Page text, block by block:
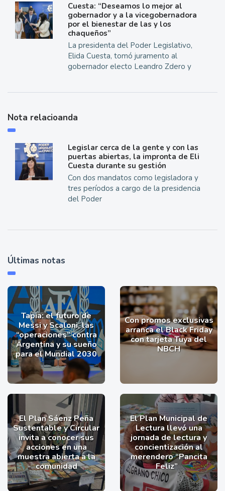
Cuesta: “Deseamos lo mejor al
gobernador y a la vicegobernadora
por el bienestar de las y los
chaqueños”
La presidenta del Poder Legislativo,
Elida Cuesta, tomó juramento al
gobernador electo Leandro Zdero y
Nota relacioanda
Legislar cerca de la gente y con las
puertas abiertas, la impronta de Eli
Cuesta durante su gestión
Con dos mandatos como legisladora y
tres períodos a cargo de la presidencia
del Poder
Últimas notas
Tapia: el futuro de
Messi y Scaloni, las
“operaciones” contra
Argentina y su sueño
para el Mundial 2030
Con promos exclusivas
arranca el Black Friday
con tarjeta Tuya del
NBCH
El Plan Sáenz Peña
Sustentable y Circular
invita a conocer sus
acciones en una
muestra abierta a la
comunidad
El Plan Municipal de
Lectura llevó una
jornada de lectura y
concientización al
merendero “Pancita
Feliz”